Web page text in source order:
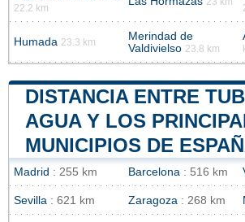
22.2 km
Humada 23.3 km
Merindad de
Valdivielso 23.8 km
DISTANCIA ENTRE
AGUA Y LOS
MUNICIPIOS DE
Madrid : 255 km Barcelona : 516 km
Sevilla : 621 km Zaragoza : 268 km